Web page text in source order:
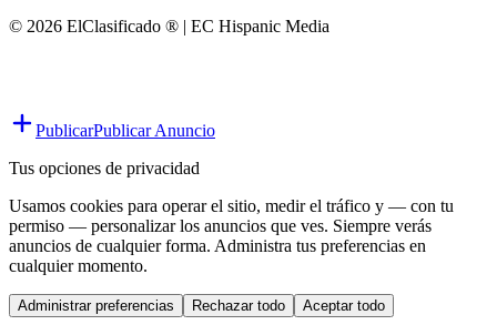
© 2026 ElClasificado ® | EC Hispanic Media
PublicarPublicar Anuncio
Tus opciones de privacidad
Usamos cookies para operar el sitio, medir el tráfico y — con tu
permiso — personalizar los anuncios que ves. Siempre verás
anuncios de cualquier forma. Administra tus preferencias en
cualquier momento.
Administrar preferencias Rechazar todo Aceptar todo